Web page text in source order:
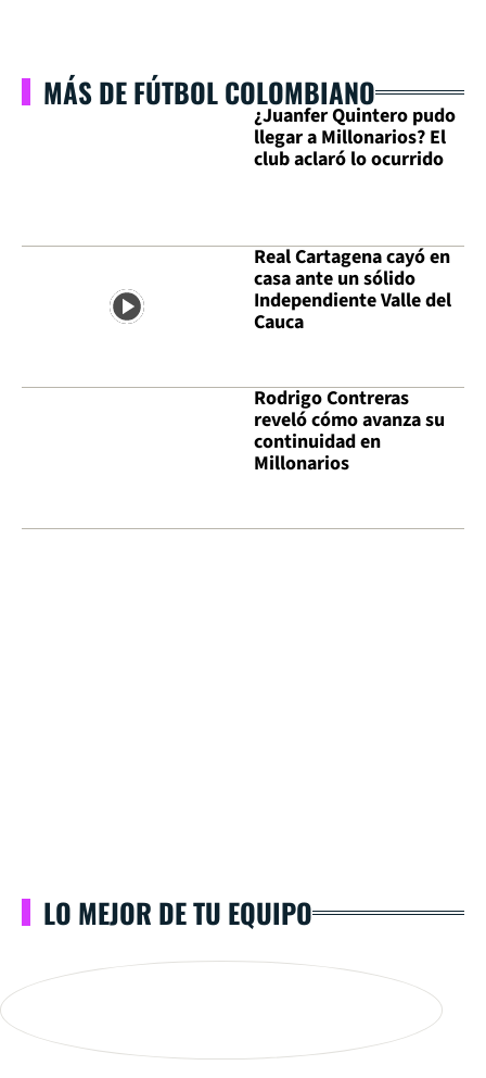
MÁS DE FÚTBOL COLOMBIANO
¿Juanfer Quintero pudo
llegar a Millonarios? El
club aclaró lo ocurrido
Real Cartagena cayó en
casa ante un sólido
Independiente Valle del
Cauca
Rodrigo Contreras
reveló cómo avanza su
continuidad en
Millonarios
LO MEJOR DE TU EQUIPO